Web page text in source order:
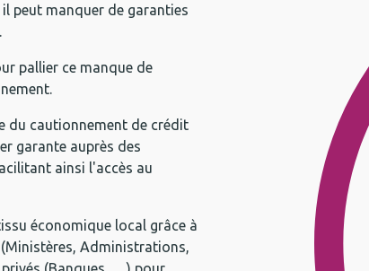
peut manquer de garanties
pallier ce manque de
du cautionnement de crédit
garante auprès des
ainsi l'accès au
économique local grâce à
Administrations,